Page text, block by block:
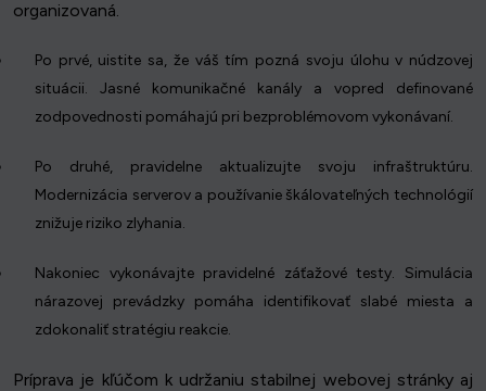
organizovaná.
Po prvé, uistite sa, že váš tím pozná svoju úlohu v núdzovej
situácii. Jasné komunikačné kanály a vopred definované
zodpovednosti pomáhajú pri bezproblémovom vykonávaní.
Po druhé, pravidelne aktualizujte svoju infraštruktúru.
Modernizácia serverov a používanie škálovateľných technológií
znižuje riziko zlyhania.
Nakoniec vykonávajte pravidelné záťažové testy. Simulácia
nárazovej prevádzky pomáha identifikovať slabé miesta a
zdokonaliť stratégiu reakcie.
Príprava je kľúčom k udržaniu stabilnej webovej stránky aj